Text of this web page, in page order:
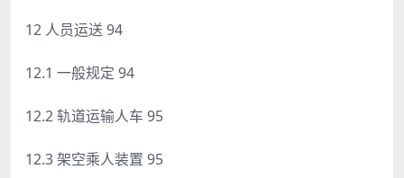
12 人员运送 94
12.1 一般规定 94
12.2 轨道运输人车 95
12.3 架空乘人装置 95